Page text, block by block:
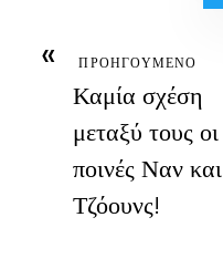
« ΠΡΟΗΓΟΥΜΕΝΟ
Καμία σχέση
μεταξύ τους οι
ποινές Ναν και
Τζόουνς!